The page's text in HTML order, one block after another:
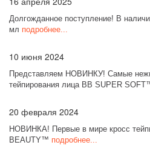
Долгожданное поступление! В
мл подробнее...
10 июня 2024
Представляем НОВИНКУ! Самые
тейпирования лица BB SUPER
20 февраля 2024
НОВИНКА! Первые в мире кросс
BEAUTY™ подробнее...